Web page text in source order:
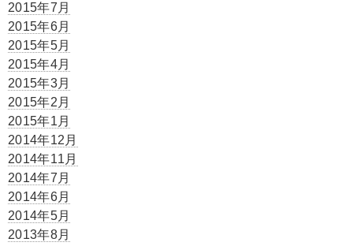
2015年7月
2015年6月
2015年5月
2015年4月
2015年3月
2015年2月
2015年1月
2014年12月
2014年11月
2014年7月
2014年6月
2014年5月
2013年8月